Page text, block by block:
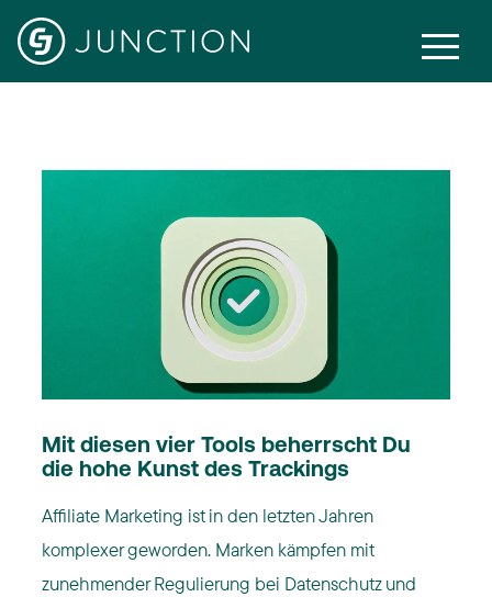
Optimisation
Mit diesen vier Tools beherrscht Du
die hohe Kunst des Trackings
Affiliate Marketing ist in den letzten Jahren
komplexer geworden. Marken kämpfen mit
zunehmender Regulierung bei Datenschutz und